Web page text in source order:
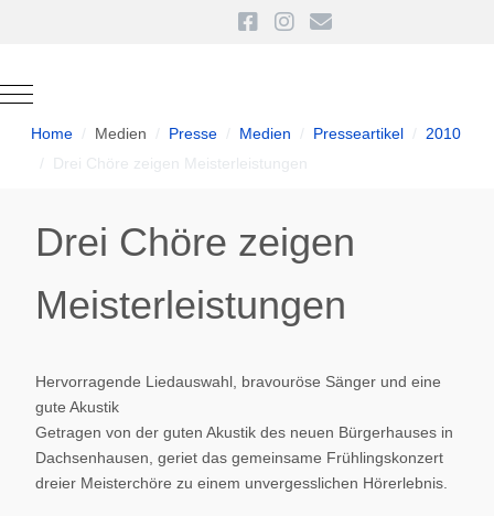
Mobile Menu Toggle
Home Medien Presse Medien Presseartikel
2010
Drei Chöre zeigen Meisterleistungen
Drei Chöre zeigen
Meisterleistungen
Hervorragende Liedauswahl, bravouröse Sänger und eine
gute Akustik
Getragen von der guten Akustik des neuen Bürgerhauses in
Dachsenhausen, geriet das gemeinsame Frühlingskonzert
dreier Meisterchöre zu einem unvergesslichen Hörerlebnis.